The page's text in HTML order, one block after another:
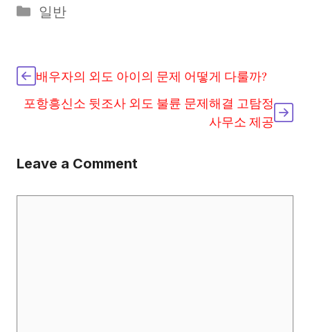
Categories
일반
배우자의 외도 아이의 문제 어떻게 다룰까?
포항흥신소 뒷조사 외도 불륜 문제해결 고탐정
사무소 제공
Leave a Comment